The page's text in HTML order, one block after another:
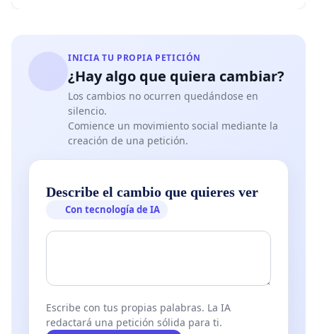
INICIA TU PROPIA PETICIÓN
¿Hay algo que quiera cambiar?
Los cambios no ocurren quedándose en
silencio.
Comience un movimiento social mediante la
creación de una petición.
Describe el cambio que quieres ver
Con tecnología de IA
Escribe con tus propias palabras. La IA
redactará una petición sólida para ti.